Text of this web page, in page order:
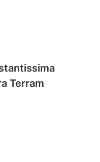
Terram